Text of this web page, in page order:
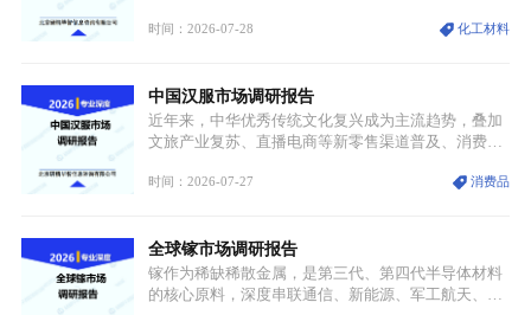
停产，行业长期维持寡头垄断的供应链格局彻底瓦
价无市”的供给真空，并沿高频覆铜板、PCB电路板向
AI服务器、5G基站等高端电子终端持续传导，全产业
链生产、成本、交付均承受巨大压力。
时间：2026-07-28 化工材料
中国汉服市场调研报告
近年来，中华优秀传统文化复兴成为主流趋势，叠加
文旅产业复苏、直播电商等新零售渠道普及、消费群
服不再局限于传统节日、古风活动等小众场景，逐步
重要载体。同时，行业标准落地、生产技术升级、原
创设计能力提升，进一步夯实产业发展根基，吸引传
统服饰品牌、文旅企业等跨界入局，市场活力持续释
时间：2026-07-27 消费品
全球镓市场调研报告
镓作为稀缺稀散金属，是第三代、第四代半导体材料
的核心原料，深度串联通信、新能源、军工航天、光